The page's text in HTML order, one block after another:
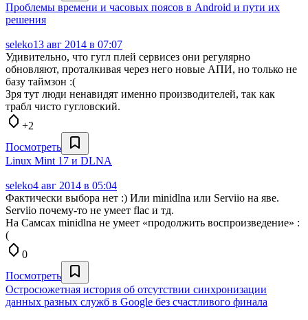
Проблемы времени и часовых поясов в Android и пути их
решения
seleko13 авг 2014 в 07:07
Удивительно, что гугл плей сервисез они регулярно
обновляют, проталкивая через него новые АПИ, но только не
базу таймзон :(
Зря тут люди ненавидят именно производителей, так как
трабл чисто гугловский.
+2
Посмотреть
Linux Mint 17 и DLNA
seleko4 авг 2014 в 05:04
Фактически выбора нет :) Или minidlna или Serviio на яве.
Serviio почему-то не умеет flac и тд.
На Самсах minidlna не умеет «продолжить воспроизведение» :
(
0
Посмотреть
Остросюжетная история об отсутствии синхронизации
данных разных служб в Google без счастливого финала